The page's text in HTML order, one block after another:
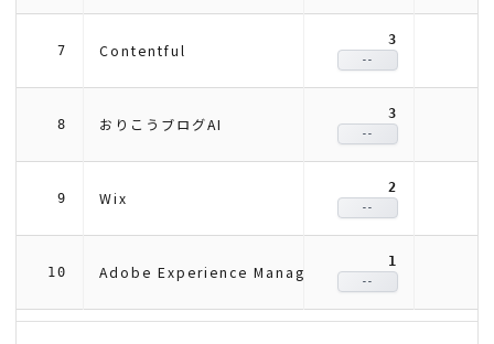
7 Contentful
3
--
8 おりこうブログAI
3
--
9 Wix
2
--
10 Adobe Experience Manager
1
--